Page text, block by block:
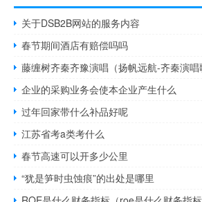
关于DSB2B网站的服务内容
春节期间酒店有赔偿吗吗
藤缠树齐秦齐豫演唱（扬帆远航-齐秦演唱
企业的采购业务会使本企业产生什么
过年回家带什么补品好呢
江苏省考a类考什么
春节高速可以开多少公里
“犹是笋时虫蚀痕”的出处是哪里